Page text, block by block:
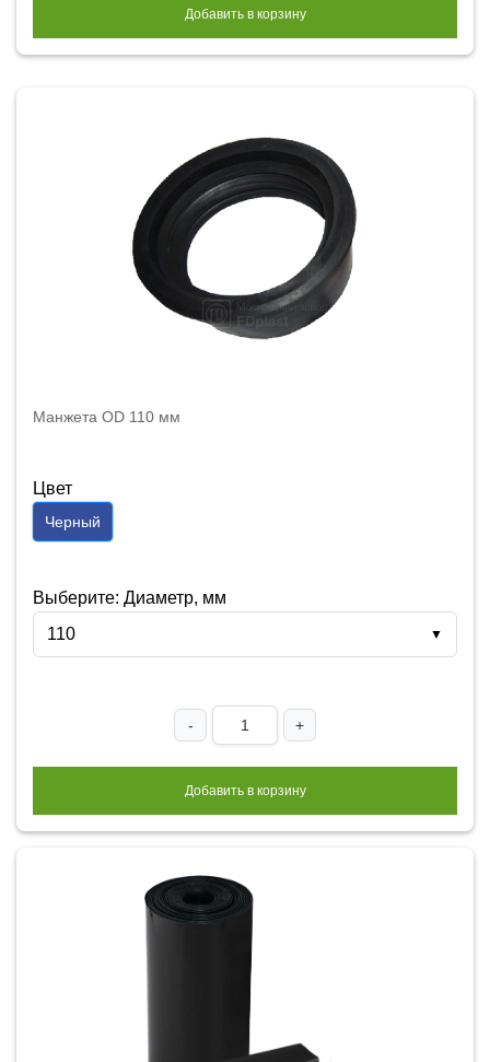
Добавить в корзину
Манжета OD 110 мм
Цвет
Черный
Выберите: Диаметр, мм
110
▼
- +
Добавить в корзину